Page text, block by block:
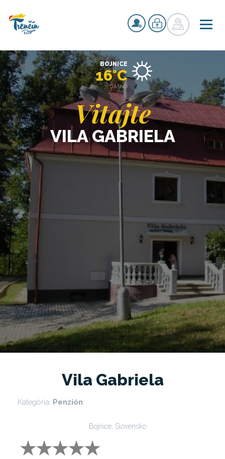
Vitajte
VILA GABRIELA
BOJNICE
16°C
JASNO
Vila Gabriela
Kategória: Penzión
Bojnice, Slovensko